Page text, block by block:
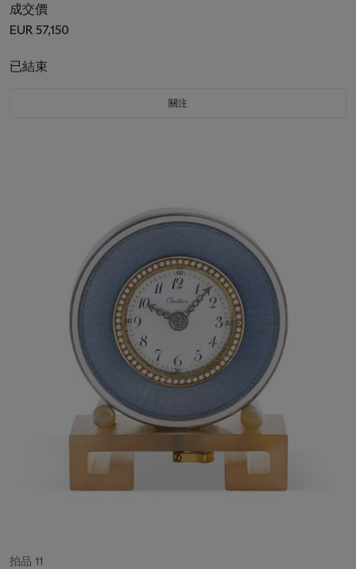
成交價
EUR 57,150
已結束
關注
拍品 11